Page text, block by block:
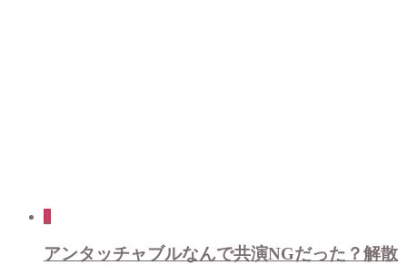
1
アンタッチャブルなんで共演NGだった？解散